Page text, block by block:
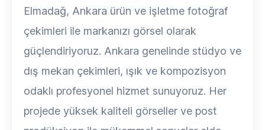
Elmadağ, Ankara ürün ve işletme fotoğraf
çekimleri ile markanızı görsel olarak
güçlendiriyoruz. Ankara genelinde stüdyo ve
dış mekan çekimleri, ışık ve kompozisyon
odaklı profesyonel hizmet sunuyoruz. Her
projede yüksek kaliteli görseller ve post